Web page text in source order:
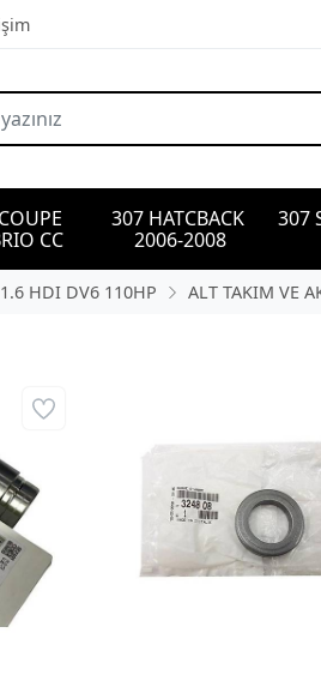
CC
307 HATCBACK
2006-2008
307
HDI DV6 110HP ALT TAKIM VE